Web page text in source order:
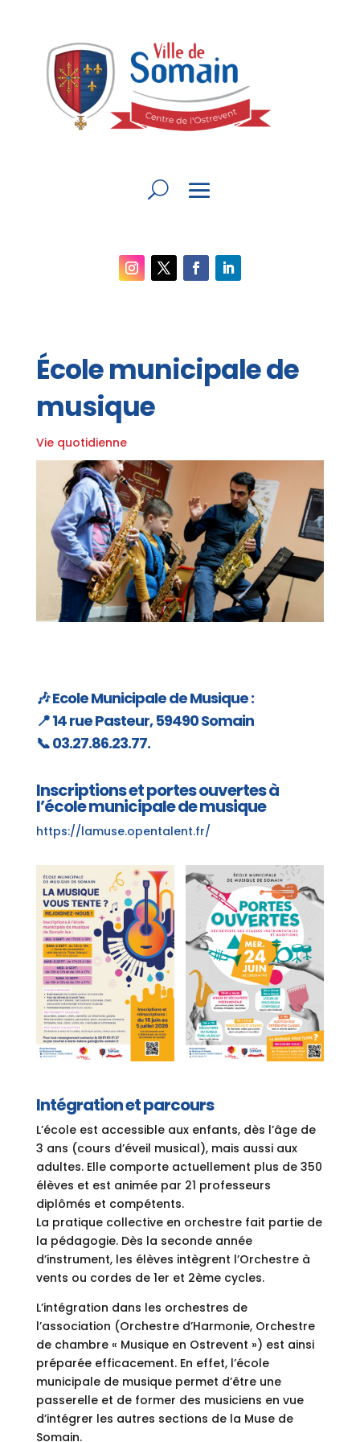
École municipale de
musique
Vie quotidienne
🎶 Ecole Municipale de Musique :
📍 14 rue Pasteur, 59490 Somain
📞 03.27.86.23.77.
Inscriptions et portes ouvertes à
l’école municipale de musique
https://lamuse.opentalent.fr/
Intégration et parcours
L’école est accessible aux enfants, dès l’âge de
3 ans (cours d’éveil musical), mais aussi aux
adultes. Elle comporte actuellement plus de 350
élèves et est animée par 21 professeurs
diplômés et compétents.
La pratique collective en orchestre fait partie de
la pédagogie. Dès la seconde année
d’instrument, les élèves intègrent l’Orchestre à
vents ou cordes de 1er et 2ème cycles.
L’intégration dans les orchestres de
l’association (Orchestre d’Harmonie, Orchestre
de chambre « Musique en Ostrevent ») est ainsi
préparée efficacement. En effet, l’école
municipale de musique permet d’être une
passerelle et de former des musiciens en vue
d’intégrer les autres sections de la Muse de
Somain.